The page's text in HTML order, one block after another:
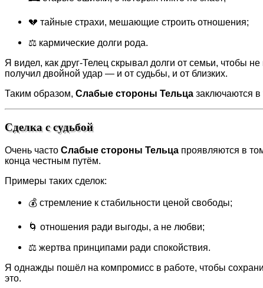
💔 тайные страхи, мешающие строить отношения;
⚖️ кармические долги рода.
Я видел, как друг-Телец скрывал долги от семьи, чтобы
получил двойной удар — и от судьбы, и от близких.
Таким образом, Слабые стороны Тельца заключаются
Сделка с судьбой
Очень часто Слабые стороны Тельца проявляются в
конца честным путём.
Примеры таких сделок:
💰 стремление к стабильности ценой свободы;
🌀 отношения ради выгоды, а не любви;
⚖️ жертва принципами ради спокойствия.
Я однажды пошёл на компромисс в работе, чтобы
это.